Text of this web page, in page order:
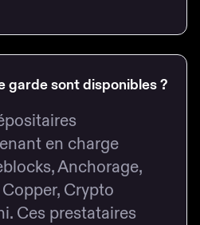
garde sont disponibles ?
en charge
Anchorage,
Crypto
Ces prestataires